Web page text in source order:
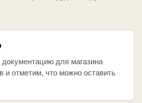
для магазина
и отметим, что можно оставить